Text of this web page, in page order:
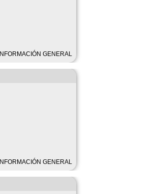
INFORMACIÓN GENERAL
INFORMACIÓN GENERAL